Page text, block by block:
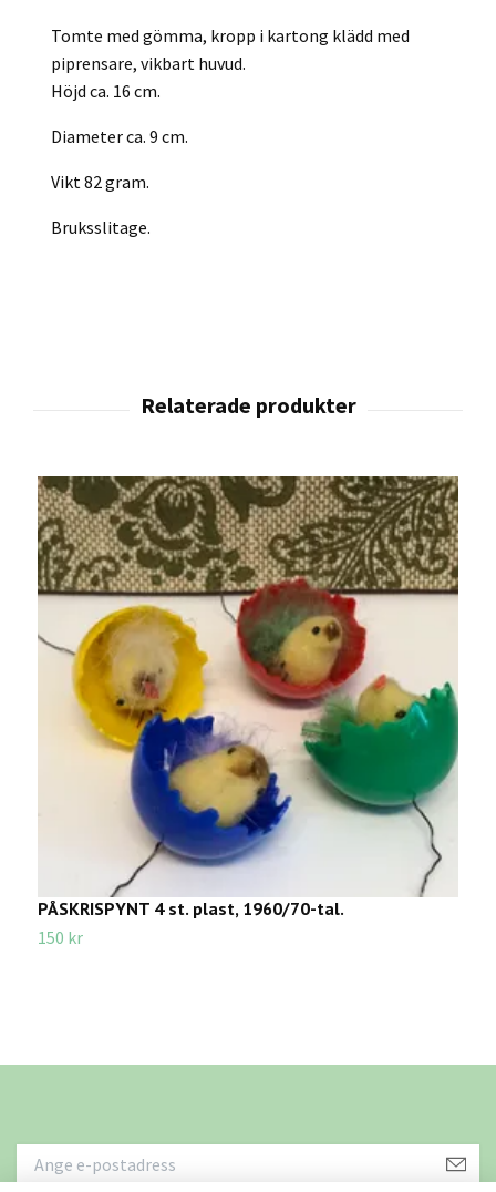
Tomte med gömma, kropp i kartong klädd med
piprensare, vikbart huvud.
Höjd ca. 16 cm.
Diameter ca. 9 cm.
Vikt 82 gram.
Bruksslitage.
PÅSKRISPYNT 4 st. plast, 1960/70-tal.
150 kr